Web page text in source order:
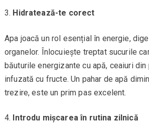
Hidratează-te corect
Apa joacă un rol esențial în energie,
organelor. Înlocuiește treptat sucurile
băuturile energizante cu apă, ceaiuri din
infuzată cu fructe. Un pahar de apă
trezire, este un prim pas excelent.
Introdu mișcarea în rutina zilnică